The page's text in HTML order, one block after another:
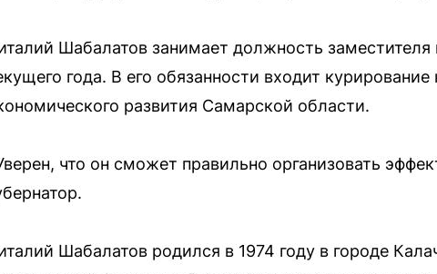
Шабалатов занимает должность заместителя
года. В его обязанности входит
развития Самарской области.
что он сможет правильно организовать
Шабалатов родился в 1974 году в городе